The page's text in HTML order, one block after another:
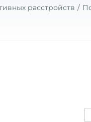
расстройств